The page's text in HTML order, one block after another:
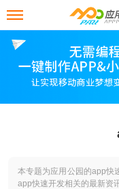
本专题为应用公园的app快
app快速开发相关的最新资讯